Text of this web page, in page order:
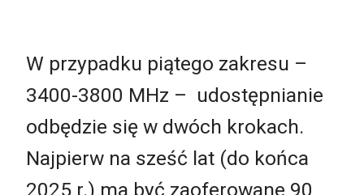
W przypadku piątego zakresu –
3400-3800 MHz – udostępnianie
odbędzie się w dwóch krokach.
Najpierw na sześć lat (do końca
2025 r.) ma być zaoferowane 90